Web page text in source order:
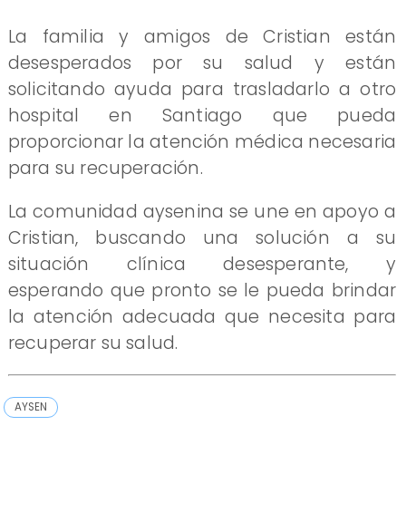
La familia y amigos de Cristian están
desesperados por su salud y están
solicitando ayuda para trasladarlo a otro
hospital en Santiago que pueda
proporcionar la atención médica necesaria
para su recuperación.
La comunidad aysenina se une en apoyo a
Cristian, buscando una solución a su
situación clínica desesperante, y
esperando que pronto se le pueda brindar
la atención adecuada que necesita para
recuperar su salud.
AYSEN